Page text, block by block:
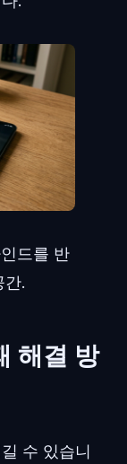
드를 반
간.
해결 방
수 있습니